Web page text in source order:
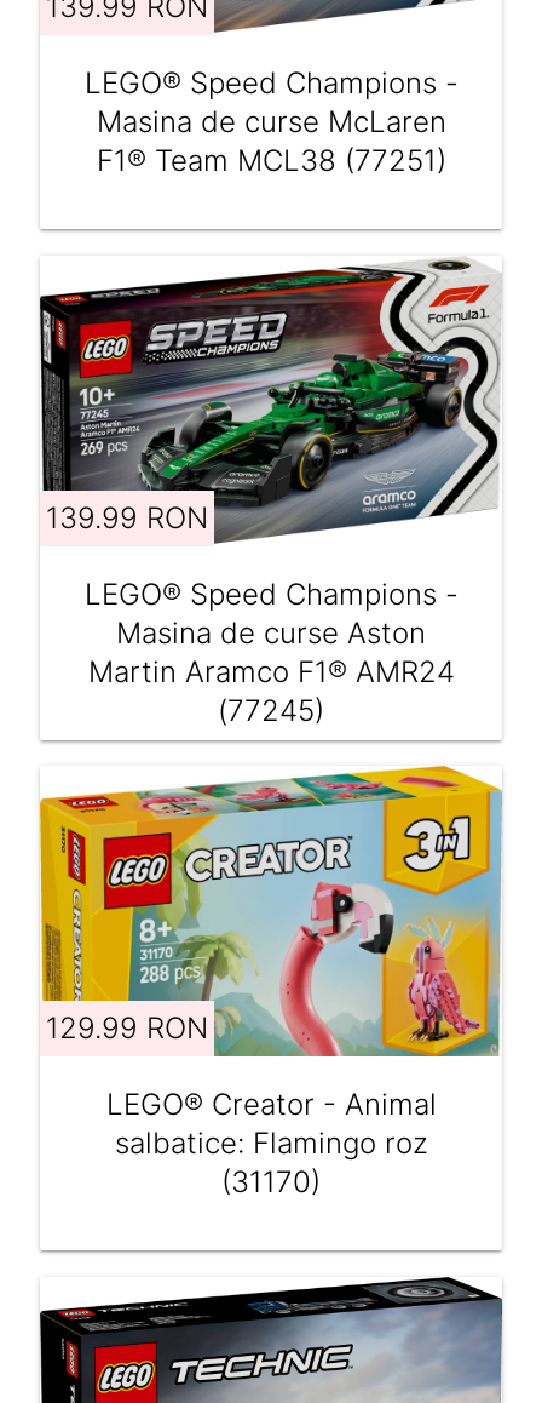
LEGO® Speed Champions -
Masina de curse McLaren
F1® Team MCL38 (77251)
139.99 RON
LEGO® Speed Champions -
Masina de curse Aston
Martin Aramco F1® AMR24
(77245)
129.99 RON
LEGO® Creator - Animal
salbatice: Flamingo roz
(31170)